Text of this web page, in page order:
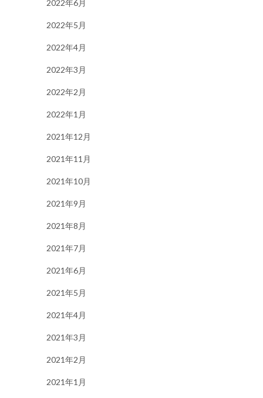
2022年6月
2022年5月
2022年4月
2022年3月
2022年2月
2022年1月
2021年12月
2021年11月
2021年10月
2021年9月
2021年8月
2021年7月
2021年6月
2021年5月
2021年4月
2021年3月
2021年2月
2021年1月